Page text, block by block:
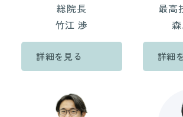
総院長
竹江 渉
詳細を見る
最高
詳細